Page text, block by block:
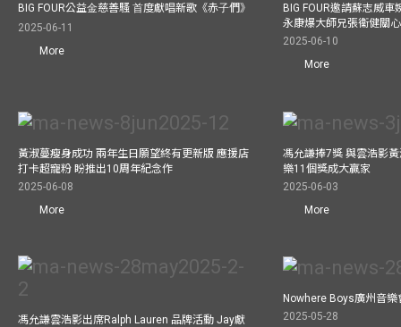
BIG FOUR公益⾦慈善騷 ⾸度獻唱新歌《赤⼦們》
2025-06-11
More
BIG FOUR邀請蘇志威
永康爆大師兄張衞健關
2025-06-10
More
黃淑蔓瘦身成功 兩年生日願望終有更新版 應援店
打卡超寵粉 盼推出10周年紀念作
2025-06-08
More
馮允謙捧7獎 與雲浩影
樂11個獎成大贏家
2025-06-03
More
馮允謙雲浩影出席Ralph Lauren 品牌活動 Jay獻
Nowhere Boys廣州音
2025-05-28